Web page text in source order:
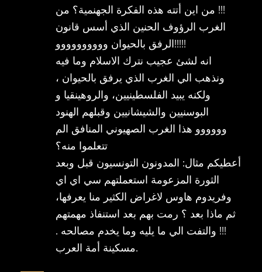
!!! من اين أتته هذه الفكرة الجهنمية؟ من
الغرب الرؤوف الحنين الذي أسس قانون
الرفق بالحيوان وووووووووو!!!!!
انه لشئ عجيب نترك الاسلام وما فيه
ونذهب الي الغرب الذي يرفق بالحيوان ،
ولكنه يبيد الفلسطينيين، والروهينقيا و
البوسنيين والشيشانيين وقبلهم الهنود
وووووو هذا الغرب الصهيوني المنافق الم
تتعلموا منه؟
أعطيكم مثال: المدونون التونسيون قبل وبعد
الثورة المزعومة استعملتهم سي اي اي
وفريدوم هاوس لاغراض الكثير منا يعرفها،
ثم ماذا بعد ؟ رمت بهم بعد استنفاذ مهمتهم
!!! والتفت الي ما يليه وما يخدم مصالحه .
مسكينة أمة العرب.